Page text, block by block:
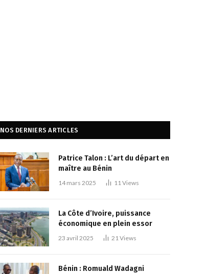
NOS DERNIERS ARTICLES
Patrice Talon : L’art du départ en
maître au Bénin
14 mars 2025 11Views
La Côte d’Ivoire, puissance
économique en plein essor
23 avril 2025 21Views
Bénin : Romuald Wadagni